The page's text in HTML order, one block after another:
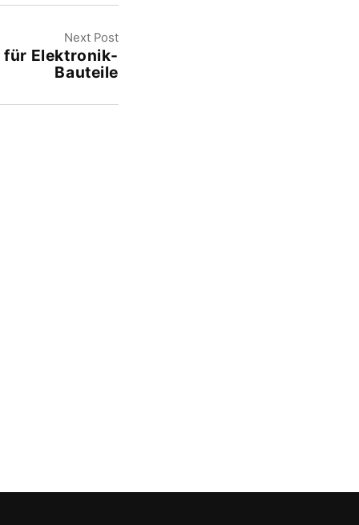
Next Post
für Elektronik-
Bauteile